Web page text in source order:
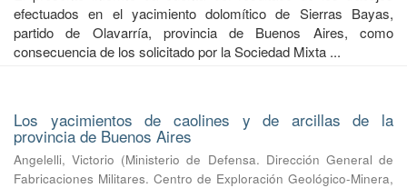
efectuados en el yacimiento dolomítico de Sierras Bayas,
partido de Olavarría, provincia de Buenos Aires, como
consecuencia de los solicitado por la Sociedad Mixta ...
Los yacimientos de caolines y de arcillas de la
provincia de Buenos Aires
Angelelli, Victorio (Ministerio de Defensa. Dirección General de
Fabricaciones Militares. Centro de Exploración Geológico-Minera,